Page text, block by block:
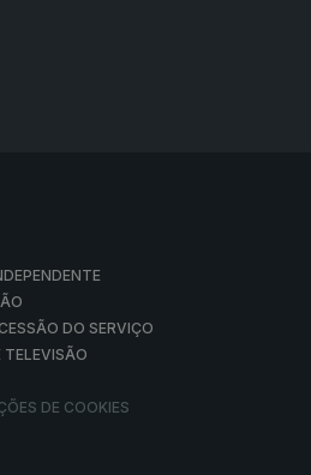
DO SERVIÇO
TELEVISÃO
DE COOKIES